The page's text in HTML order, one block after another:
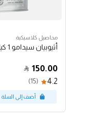
محاصيل كلاسيكية
أثيوبيان سيدامو 1 كيلو
150.00
4.2
(15)